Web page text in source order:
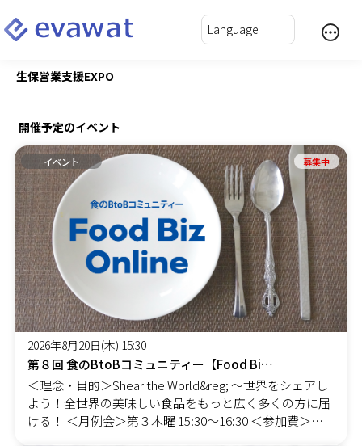
生保営業支援EXPO
開催予定のイベント
イベント 募集中
2026年8月20日(木) 15:30
第８回 食のBtoBコミュニティー【Food Biz Online】
＜理念・目的＞Shear the World&reg;︎ 〜世界をシェアし
よう！全世界の美味しい食品をもっと広く多くの方に届
ける！ ＜月例会＞第３木曜 15:30〜16:30 ＜参加費＞ゲ